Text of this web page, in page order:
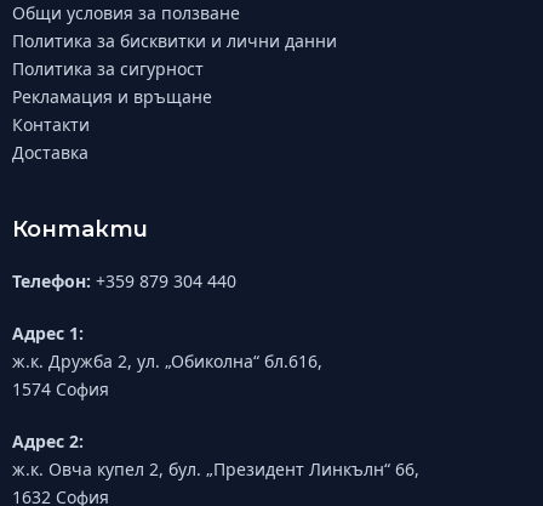
Общи условия за ползване
Политика за бисквитки и лични данни
Политика за сигурност
Рекламация и връщане
Контакти
Доставка
Контакти
Телефон: +359 879 304 440
Адрес 1:
ж.к. Дружба 2, ул. „Обиколна“ бл.616,
1574 София
Адрес 2:
ж.к. Овча купел 2, бул. „Президент Линкълн“ 66,
1632 София